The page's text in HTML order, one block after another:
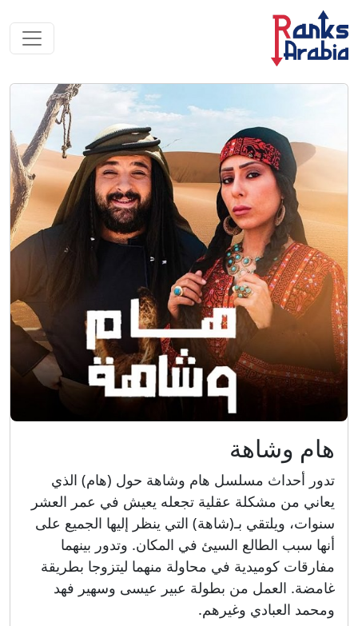
هام وشاهة
تدور أحداث مسلسل هام وشاهة حول (هام) الذي
يعاني من مشكلة عقلية تجعله يعيش في عمر العشر
سنوات، ويلتقي بـ(شاهة) التي ينظر إليها الجميع على
أنها سبب الطالع السيئ في المكان. وتدور بينهما
مفارقات كوميدية في محاولة منهما ليتزوجا بطريقة
غامضة. العمل من بطولة عبير عيسى وسهير فهد
ومحمد العبادي وغيرهم.